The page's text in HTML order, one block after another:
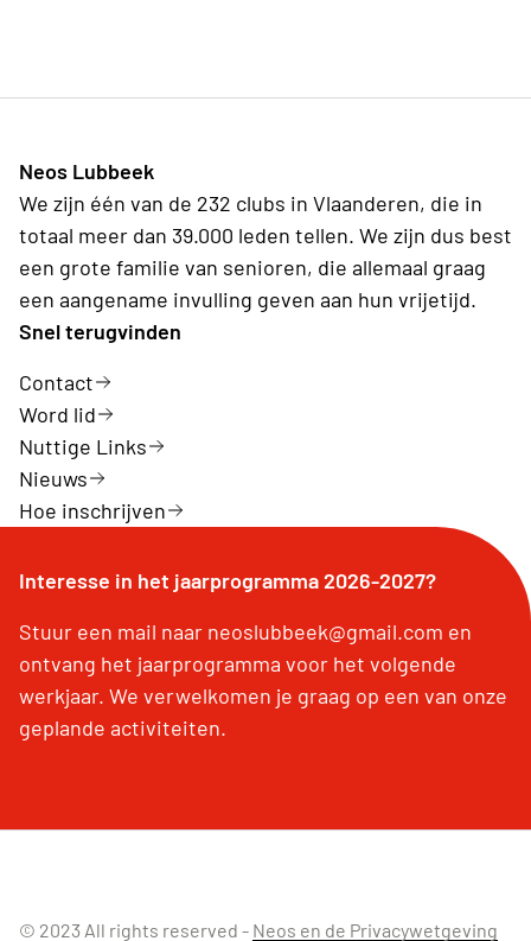
Neos Lubbeek
We zijn één van de 232 clubs in Vlaanderen, die in
totaal meer dan 39.000 leden tellen. We zijn dus best
een grote familie van senioren, die allemaal graag
een aangename invulling geven aan hun vrijetijd.
Snel terugvinden
Contact
Word lid
Nuttige Links
Nieuws
Hoe inschrijven
Interesse in het jaarprogramma 2026-2027?
Stuur een mail naar neoslubbeek@gmail.com en
ontvang het jaarprogramma voor het volgende
werkjaar. We verwelkomen je graag op een van onze
geplande activiteiten.
© 2023 All rights reserved - Neos en de Privacywetgeving